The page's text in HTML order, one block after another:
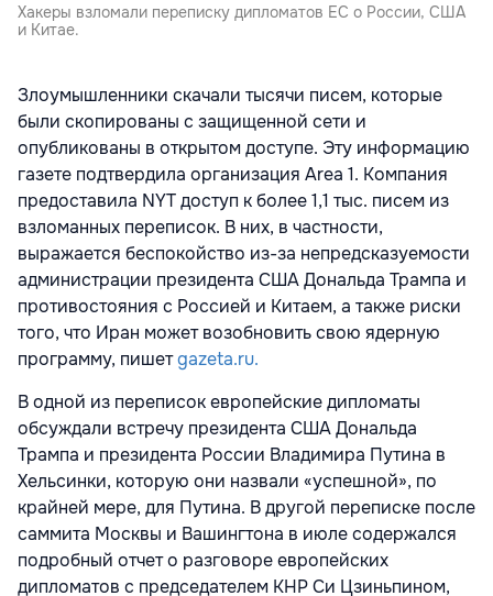
Хакеры взломали переписку дипломатов ЕС о России, США
и Китае.
Злоумышленники скачали тысячи писем, которые
были скопированы с защищенной сети и
опубликованы в открытом доступе. Эту информацию
газете подтвердила организация Area 1. Компания
предоставила NYT доступ к более 1,1 тыс. писем из
взломанных переписок. В них, в частности,
выражается беспокойство из-за непредсказуемости
администрации президента США Дональда Трампа и
противостояния c Россией и Китаем, а также риски
того, что Иран может возобновить свою ядерную
программу, пишетgazeta.ru.
В одной из переписок европейские дипломаты
обсуждали встречу президента США Дональда
Трампа и президента России Владимира Путина в
Хельсинки, которую они назвали «успешной», по
крайней мере, для Путина. В другой переписке после
саммита Москвы и Вашингтона в июле содержался
подробный отчет о разговоре европейских
дипломатов с председателем КНР Си Цзиньпином,